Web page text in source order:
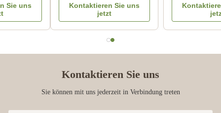
Lamination druckt
Kontaktieren Sie uns
Logo Embossed des
Metalldeckel-CMYK
Kontaktieren Sie uns
Kontaktieren Sie uns
Sie können mit uns jederzeit in Verbindung treten